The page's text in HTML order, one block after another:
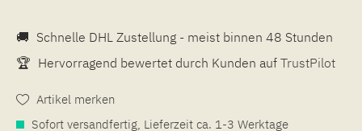
🚚 Schnelle DHL Zustellung - meist binnen 48 Stunden
🏆 Hervorragend bewertet durch Kunden auf TrustPilot
Artikel merken
Sofort versandfertig, Lieferzeit ca. 1-3 Werktage